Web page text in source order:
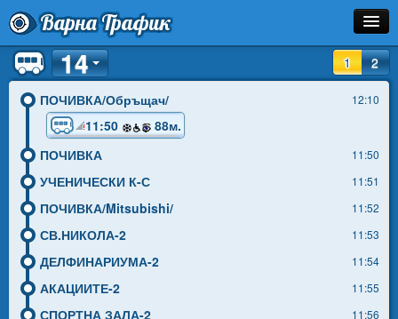
Варна Трафик
Остановка
Маршрут
Расписание
Инфо
1 2
14
ПОЧИВКА/Обръщач/ 12:10
11:50
88м.
ПОЧИВКА
11:50
УЧЕНИЧЕСКИ К-С 11:51
ПОЧИВКА/Mitsubishi/ 11:52
СВ.НИКОЛА-2 11:53
ДЕЛФИНАРИУМА-2 11:54
АКАЦИИТЕ-2 11:55
СПОРТНА ЗАЛА-2 11:56